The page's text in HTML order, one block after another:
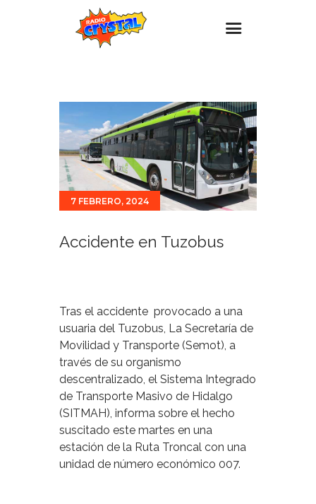
Estaciones
Eventos
Promociones
Noticias
Para ti
Contacto
7 FEBRERO, 2024
Accidente en Tuzobus
Tras el accidente provocado a una
usuaria del Tuzobus, La Secretaría de
Movilidad y Transporte (Semot), a
través de su organismo
descentralizado, el Sistema Integrado
de Transporte Masivo de Hidalgo
(SITMAH), informa sobre el hecho
suscitado este martes en una
estación de la Ruta Troncal con una
unidad de número económico 007.